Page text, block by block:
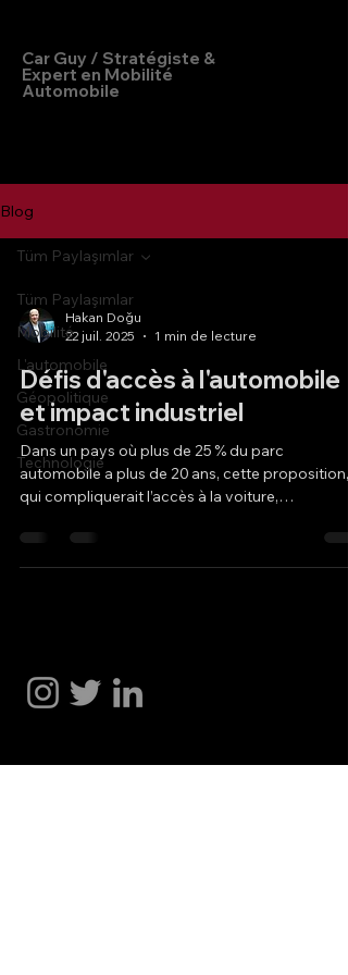
Car Guy / Stratégiste &
Expert en Mobilité
Automobile
Blog
Tüm Paylaşımlar
Mobilité
L'automobile
Géopolitique
Gastronomie
Technologie
Tüm Paylaşımlar
Hakan Doğu
22 juil. 2025
1 min de lecture
Défis d'accès à l'automobile
et impact industriel
Dans un pays où plus de 25 % du parc
automobile a plus de 20 ans, cette proposition,
qui compliquerait l’accès à la voiture,